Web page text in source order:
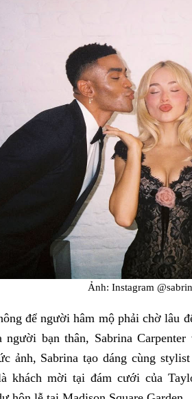
Ảnh: Instagram
để người hâm mộ phải chờ lâu
người bạn thân, Sabrina
ảnh, Sabrina tạo dáng cùng
khách mời tại đám cưới của